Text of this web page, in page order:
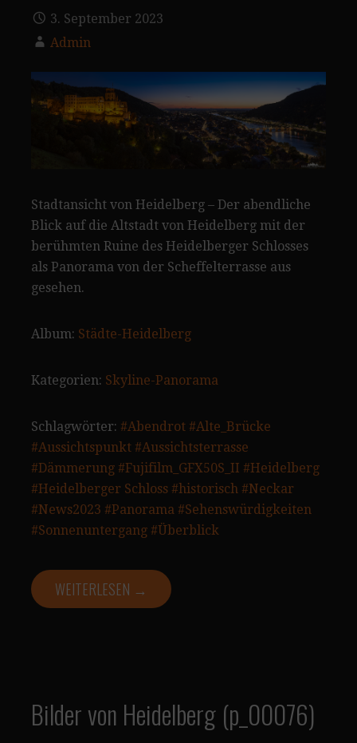
3. September 2023
Admin
Stadtansicht von Heidelberg – Der abendliche
Blick auf die Altstadt von Heidelberg mit der
berühmten Ruine des Heidelberger Schlosses
als Panorama von der Scheffelterrasse aus
gesehen.
Album: Städte-Heidelberg
Kategorien: Skyline-Panorama
Schlagwörter: #Abendrot #Alte_Brücke
#Aussichtspunkt #Aussichtsterrasse
#Dämmerung #Fujifilm_GFX50S_II #Heidelberg
#Heidelberger Schloss #historisch #Neckar
#News2023 #Panorama #Sehenswürdigkeiten
#Sonnenuntergang #Überblick
WEITERLESEN →
Bilder von Heidelberg (p_00076)